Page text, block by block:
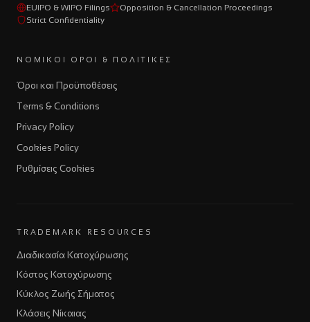
EUIPO & WIPO Filings
Opposition & Cancellation Proceedings
Strict Confidentiality
ΝΟΜΙΚΟΊ ΌΡΟΙ & ΠΟΛΙΤΙΚΈΣ
Όροι και Προϋποθέσεις
Terms & Conditions
Privacy Policy
Cookies Policy
Ρυθμίσεις Cookies
TRADEMARK RESOURCES
Διαδικασία Κατοχύρωσης
Κόστος Κατοχύρωσης
Κύκλος Ζωής Σήματος
Κλάσεις Νίκαιας